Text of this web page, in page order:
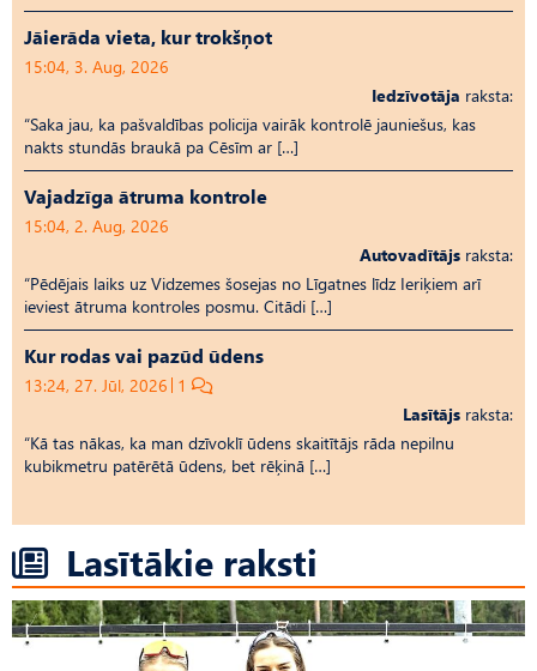
Jāierāda vieta, kur trokšņot
15:04, 3. Aug, 2026
Iedzīvotāja raksta:
“Saka jau, ka pašvaldības policija vairāk kontrolē jauniešus, kas
nakts stundās braukā pa Cēsīm ar […]
Vajadzīga ātruma kontrole
15:04, 2. Aug, 2026
Autovadītājs raksta:
“Pēdējais laiks uz Vid­ze­mes šosejas no Līgatnes līdz Ieriķiem arī
ieviest ātruma kontroles posmu. Citādi […]
Kur rodas vai pazūd ūdens
13:24, 27. Jūl, 2026 1
Lasītājs raksta:
“Kā tas nākas, ka man dzīvoklī ūdens skaitītājs rāda nepilnu
kubikmetru patērētā ūdens, bet rēķinā […]
Lasītākie raksti